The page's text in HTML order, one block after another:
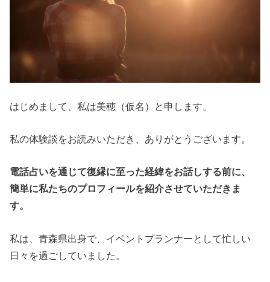
はじめまして、私は美穂（仮名）と申します。
私の体験談をお読みいただき、ありがとうございます。
電話占いを通じて復縁に至った経緯をお話しする前に、
簡単に私たちのプロフィールを紹介させていただきま
す。
私は、青森県出身で、イベントプランナーとして忙しい
日々を過ごしていました。